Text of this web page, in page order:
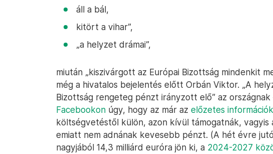
áll a bál,
kitört a vihar”,
„a helyzet drámai”,
miután „kiszivárgott az Európai Bizottság mindenkit
még a hivatalos bejelentés előtt Orbán Viktor. „A
Bizottság rengeteg pénzt irányzott elő” az országnak
Facebookon úgy, hogy az már az előzetes
költségvetéstől külön, azon kívül támogatnák, vagyis
emiatt nem adnának kevesebb pénzt. (A hét évre
nagyjából 14,3 milliárd euróra jön ki, a 2024-2027